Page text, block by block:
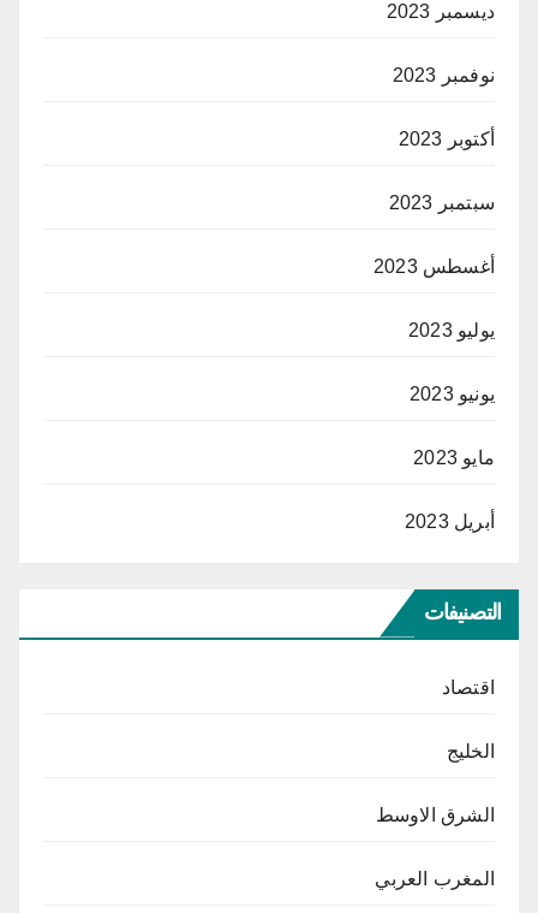
ديسمبر 2023
نوفمبر 2023
أكتوبر 2023
سبتمبر 2023
أغسطس 2023
يوليو 2023
يونيو 2023
مايو 2023
أبريل 2023
التصنيفات
اقتصاد
الخليج
الشرق الاوسط
المغرب العربي